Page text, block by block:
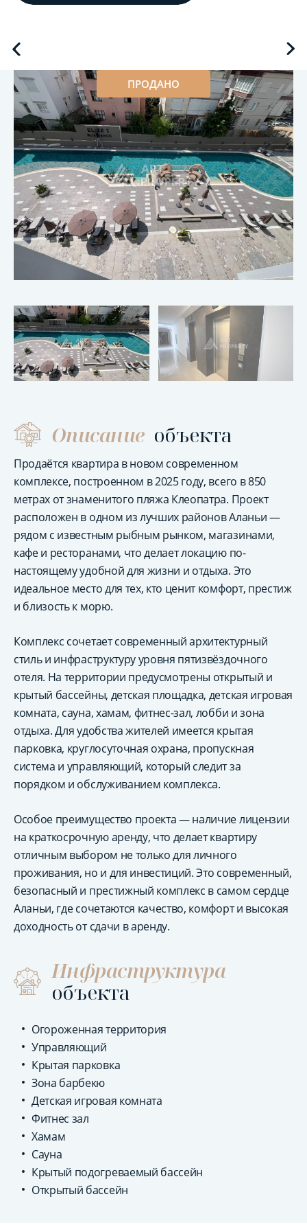
ПРОДАНО
Описание объекта
Продаётся квартира в новом современном
комплексе, построенном в 2025 году, всего в 850
метрах от знаменитого пляжа Клеопатра. Проект
расположен в одном из лучших районов Аланьи —
рядом с известным рыбным рынком, магазинами,
кафе и ресторанами, что делает локацию по-
настоящему удобной для жизни и отдыха. Это
идеальное место для тех, кто ценит комфорт, престиж
и близость к морю.
Комплекс сочетает современный архитектурный
стиль и инфраструктуру уровня пятизвёздочного
отеля. На территории предусмотрены открытый и
крытый бассейны, детская площадка, детская игровая
комната, сауна, хамам, фитнес-зал, лобби и зона
отдыха. Для удобства жителей имеется крытая
парковка, круглосуточная охрана, пропускная
система и управляющий, который следит за
порядком и обслуживанием комплекса.
Особое преимущество проекта — наличие лицензии
на краткосрочную аренду, что делает квартиру
отличным выбором не только для личного
проживания, но и для инвестиций. Это современный,
безопасный и престижный комплекс в самом сердце
Аланьи, где сочетаются качество, комфорт и высокая
доходность от сдачи в аренду.
Инфраструктура
объекта
Огороженная территория
Управляющий
Крытая парковка
Зона барбекю
Детская игровая комната
Фитнес зал
Хамам
Сауна
Крытый подогреваемый бассейн
Открытый бассейн